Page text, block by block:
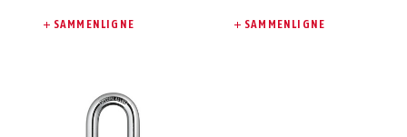
SAMMENLIGNE SAMMENLIGNE